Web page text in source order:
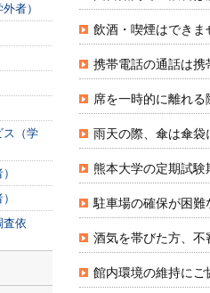
飲酒・喫煙はできま
携帯電話の通話は携
席を一時的に離れる
雨天の際、傘は傘袋
熊本大学の定期試験
駐車場の確保が困難
酒気を帯びた方、不
館内環境の維持にご
者）
ス（学
査依